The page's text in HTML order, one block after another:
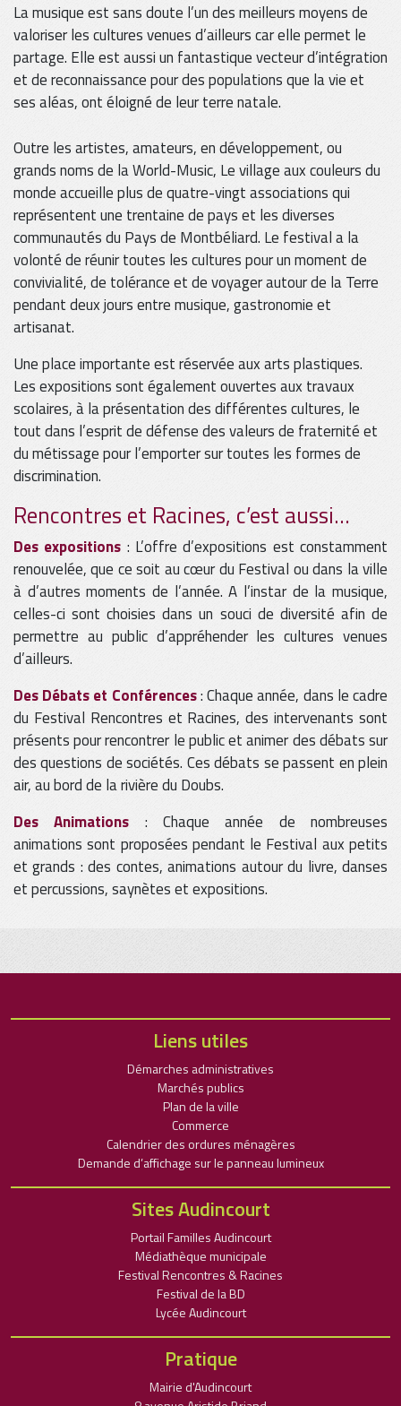
La musique est sans doute l’un des meilleurs moyens de
valoriser les cultures venues d’ailleurs car elle permet le
partage. Elle est aussi un fantastique vecteur d’intégration
et de reconnaissance pour des populations que la vie et
ses aléas, ont éloigné de leur terre natale.
Outre les artistes, amateurs, en développement, ou
grands noms de la World-Music, Le village aux couleurs du
monde accueille plus de quatre-vingt associations qui
représentent une trentaine de pays et les diverses
communautés du Pays de Montbéliard. Le festival a la
volonté de réunir toutes les cultures pour un moment de
convivialité, de tolérance et de voyager autour de la Terre
pendant deux jours entre musique, gastronomie et
artisanat.
Une place importante est réservée aux arts plastiques.
Les expositions sont également ouvertes aux travaux
scolaires, à la présentation des différentes cultures, le
tout dans l’esprit de défense des valeurs de fraternité et
du métissage pour l’emporter sur toutes les formes de
discrimination.
Rencontres et Racines, c’est aussi…
Des expositions : L’offre d’expositions est constamment
renouvelée, que ce soit au cœur du Festival ou dans la ville
à d’autres moments de l’année. A l’instar de la musique,
celles-ci sont choisies dans un souci de diversité afin de
permettre au public d’appréhender les cultures venues
d’ailleurs.
Des Débats et Conférences: Chaque année, dans le cadre
du Festival Rencontres et Racines, des intervenants sont
présents pour rencontrer le public et animer des débats sur
des questions de sociétés. Ces débats se passent en plein
air, au bord de la rivière du Doubs.
Des Animations : Chaque année de nombreuses
animations sont proposées pendant le Festival aux petits
et grands : des contes, animations autour du livre, danses
et percussions, saynètes et expositions.
Liens utiles
Démarches administratives
Marchés publics
Plan de la ville
Commerce
Calendrier des ordures ménagères
Demande d’affichage sur le panneau lumineux
Sites Audincourt
Portail Familles Audincourt
Médiathèque municipale
Festival Rencontres & Racines
Festival de la BD
Lycée Audincourt
Pratique
Mairie d'Audincourt